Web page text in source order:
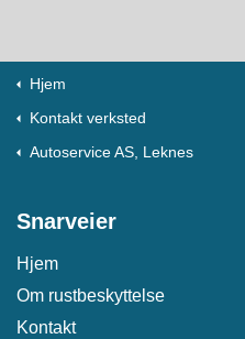
Hjem
Kontakt verksted
Autoservice AS, Leknes
Snarveier
Hjem
Om rustbeskyttelse
Kontakt